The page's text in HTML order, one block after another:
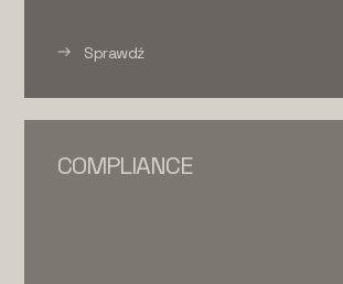
Sprawdź
COMPLIANCE